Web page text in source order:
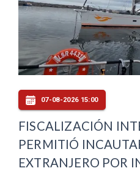
07-08-2026 15:00
FISCALIZACIÓN
PERMITIÓ
EXTRANJERO POR